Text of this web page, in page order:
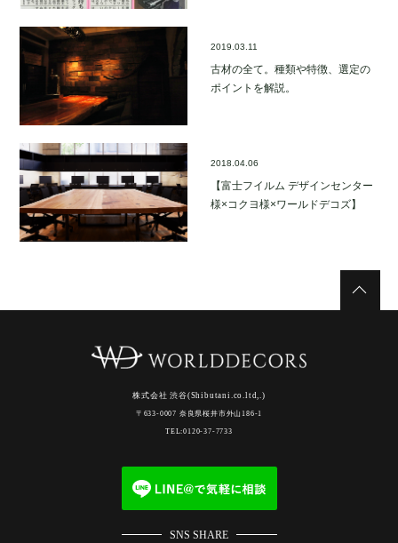
2019.03.11
古材の全て。種類や特徴、選定の
ポイントを解説。
2018.04.06
【富士フイルム デザインセンター
様×コクヨ様×ワールドデコズ】
株式会社 渋谷(Shibutani.co.ltd,.)
〒633-0007 奈良県桜井市外山186-1
TEL:0120-37-7733
SNS SHARE